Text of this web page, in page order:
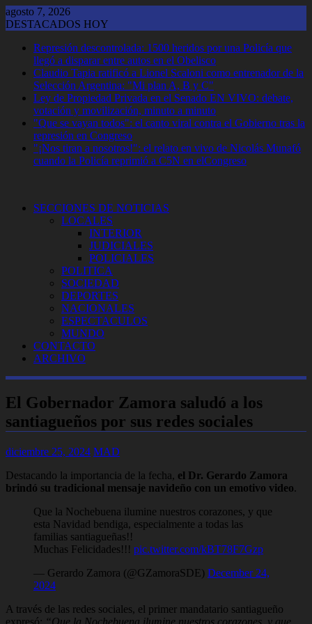
Saltar
al
agosto 7, 2026
DESTACADOS HOY
Represión descontrolada: 1500 heridos por una Policía que
llegó a disparar entre autos en el Obelisco
Claudio Tapia ratificó a Lionel Scaloni como entrenador de la
Selección Argentina: "Mi plan A, B y C"
Ley de Propiedad Privada en el Senado EN VIVO: debate,
votación y movilización, minuto a minuto
"Que se vayan todos": el canto viral contra el Gobierno tras la
represión en Congreso
"¡Nos tiran a nosotros!": el relato en vivo de Nicolás Munafó
cuando la Policía reprimió a C5N en elCongreso
SECCIONES DE NOTICIAS
LOCALES
INTERIOR
JUDICIALES
POLICIALES
POLITICA
SOCIEDAD
DEPORTES
NACIONALES
ESPECTACULOS
MUNDO
CONTACTO
ARCHIVO
El Gobernador Zamora saludó a los
santiagueños por sus redes sociales
diciembre 25, 2024 MAD
Destacando la importancia de la fecha, el Dr. Gerardo Zamora
brindó su tradicional mensaje navideño con un emotivo video.
Que la Nochebuena ilumine nuestros corazones, y que
esta Navidad bendiga, especialmente a todas las
familias santiagueñas!!
Muchas Felicidades!!! pic.twitter.com/kBT78F7Gzp
— Gerardo Zamora (@GZamoraSDE) December 24,
2024
A través de las redes sociales, el primer mandatario santiagueño
expresó: “Que la Nochebuena ilumine nuestros corazones, y que